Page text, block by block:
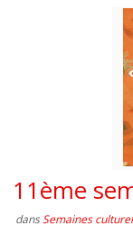
11ème
dansSemaines